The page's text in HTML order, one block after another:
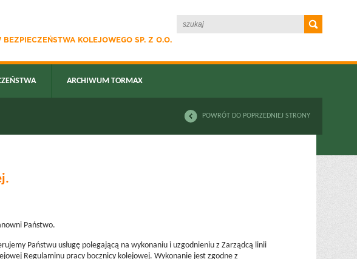
KOLEJOWEGO SP. Z O.O.
ARCHIWUM TORMAX
POWRÓT DO POPRZEDNIEJ STRONY
Państwo.
Państwu usługę polegającą na wykonaniu i uzgodnieniu z Zarządcą linii
Regulaminu pracy bocznicy kolejowej. Wykonanie jest zgodne z